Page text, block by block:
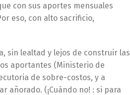
con sus aportes mensuales
eso, con alto sacrificio,
sin lealtad y lejos de construir las
aportantes (Ministerio de
de sobre-costos, y a
añorado. (¡Cuándo no! : si para